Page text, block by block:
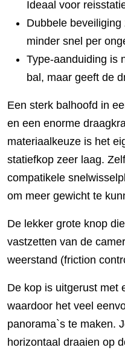
Ideaal voor
Dubbele
minder snel per
Type-aanduiding is
bal, maar geeft de
Een sterk balhoofd in
en een enorme
materiaalkeuze is het
statiefkop zeer laag.
compatikele
om meer gewicht te
De lekker grote knop
vastzetten van de
weerstand (friction
De kop is uitgerust met
waardoor het veel
panorama`s te maken.
horizontaal draaien op